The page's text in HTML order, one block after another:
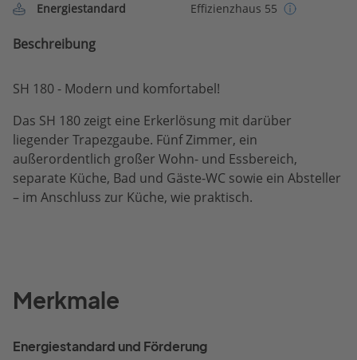
Energiestandard
Effizienzhaus 55
Beschreibung
SH 180 - Modern und komfortabel!
Das SH 180 zeigt eine Erkerlösung mit darüber
liegender Trapezgaube. Fünf Zimmer, ein
außerordentlich großer Wohn- und Essbereich,
separate Küche, Bad und Gäste-WC sowie ein Absteller
– im Anschluss zur Küche, wie praktisch.
Merkmale
Energiestandard und Förderung